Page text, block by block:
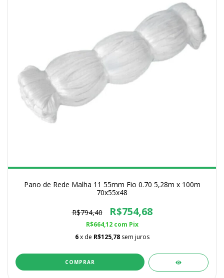
Pano de Rede Malha 11 55mm Fio 0.70 5,28m x 100m
70x55x48
R$794,40 R$754,68
R$664,12 com Pix
6 x de R$125,78 sem juros